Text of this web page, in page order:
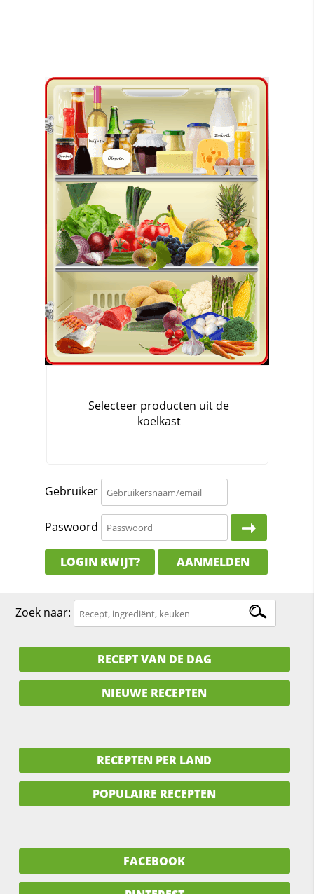
Gebruiker
Paswoord
LOGIN KWIJT? AANMELDEN
Zoek naar:
RECEPT VAN DE DAG
NIEUWE RECEPTEN
RECEPTEN PER LAND
POPULAIRE RECEPTEN
FACEBOOK